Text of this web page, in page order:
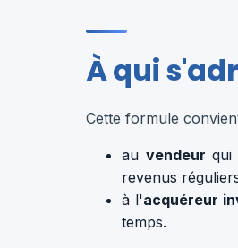
À qui
Cette formule
au vendeur qui
revenus
à l'acquéreur
temps.